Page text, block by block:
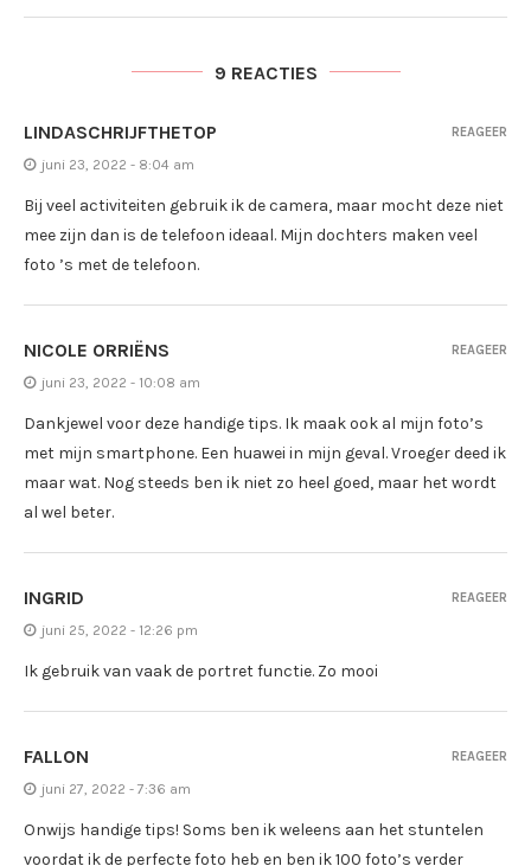
9 REACTIES
LINDASCHRIJFTHETOP
juni 23, 2022 - 8:04 am
Bij veel activiteiten gebruik ik de camera, maar mocht deze niet
mee zijn dan is de telefoon ideaal. Mijn dochters maken veel
foto ’s met de telefoon.
REAGEER
NICOLE ORRIËNS
juni 23, 2022 - 10:08 am
Dankjewel voor deze handige tips. Ik maak ook al mijn foto’s
met mijn smartphone. Een huawei in mijn geval. Vroeger deed ik
maar wat. Nog steeds ben ik niet zo heel goed, maar het wordt
al wel beter.
REAGEER
INGRID
juni 25, 2022 - 12:26 pm
Ik gebruik van vaak de portret functie. Zo mooi
REAGEER
FALLON
juni 27, 2022 - 7:36 am
Onwijs handige tips! Soms ben ik weleens aan het stuntelen
voordat ik de perfecte foto heb en ben ik 100 foto’s verder
REAGEER